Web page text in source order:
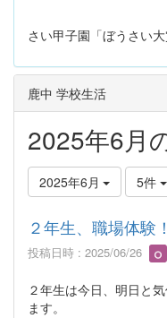
～鹿折中学
さい甲子園「ぼうさい
鹿中 学校生活
2025年6月
2025年6月 5件
２年生、職場体験！
投稿日時 : 2025/06/26
２年生は今日、明日と
ます。